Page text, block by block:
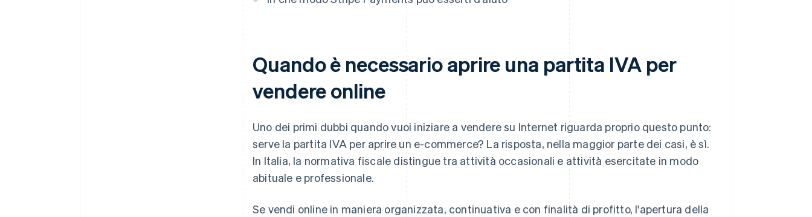
Quando è necessario aprire una partita IVA per
vendere online
Uno dei primi dubbi quando vuoi iniziare a vendere su Internet riguarda proprio questo punto:
serve la partita IVA per aprire un e-commerce? La risposta, nella maggior parte dei casi, è sì.
In Italia, la normativa fiscale distingue tra attività occasionali e attività esercitate in modo
abituale e professionale.
Se vendi online in maniera organizzata, continuativa e con finalità di profitto, l'apertura della